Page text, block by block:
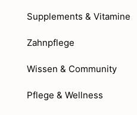
Supplements & Vitamine
Zahnpflege
Wissen & Community
Pflege & Wellness